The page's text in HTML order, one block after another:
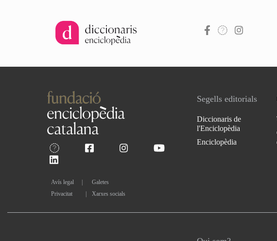
Avís legal
Galetes
Privacitat
| Xarxes socials
Segells editorials
Diccionaris de
l'Enciclopèdia
Enciclopèdia